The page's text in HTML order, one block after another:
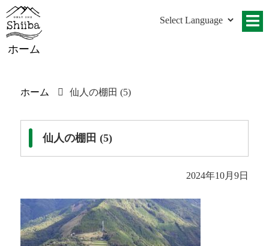
ホーム
ホーム 仙人の棚田 (5)
仙人の棚田 (5)
2024年10月9日